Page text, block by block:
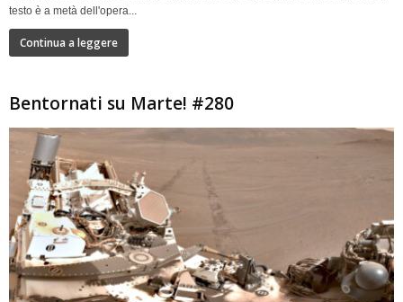
testo è a metà dell'opera...
Continua a leggere
Bentornati su Marte! #280